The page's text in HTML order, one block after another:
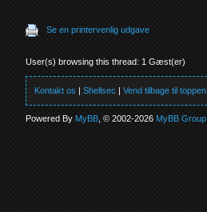
Se en printervenlig udgave
User(s) browsing this thread: 1 Gæst(er)
Kontakt os |Shellsec |Vend tilbage til toppen
Powered By MyBB , © 2002-2026 MyBB Group